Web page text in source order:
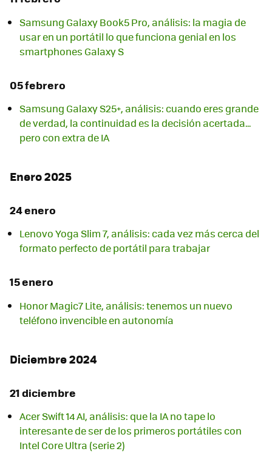
Samsung Galaxy Book5 Pro, análisis: la magia de
usar en un portátil lo que funciona genial en los
smartphones Galaxy S
05 febrero
Samsung Galaxy S25+, análisis: cuando eres grande
de verdad, la continuidad es la decisión acertada...
pero con extra de IA
Enero 2025
24 enero
Lenovo Yoga Slim 7, análisis: cada vez más cerca del
formato perfecto de portátil para trabajar
15 enero
Honor Magic7 Lite, análisis: tenemos un nuevo
teléfono invencible en autonomía
Diciembre 2024
21 diciembre
Acer Swift 14 AI, análisis: que la IA no tape lo
interesante de ser de los primeros portátiles con
Intel Core Ultra (serie 2)